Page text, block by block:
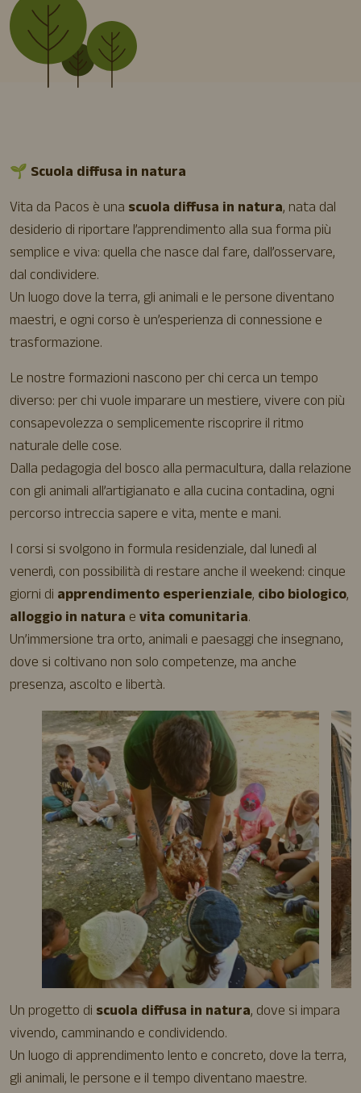
🌱 Scuola diffusa in natura
Vita da Pacos è una scuola diffusa in natura, nata dal
desiderio di riportare l’apprendimento alla sua forma più
semplice e viva: quella che nasce dal fare, dall’osservare,
dal condividere.
Un luogo dove la terra, gli animali e le persone diventano
maestri, e ogni corso è un’esperienza di connessione e
trasformazione.
Le nostre formazioni nascono per chi cerca un tempo
diverso: per chi vuole imparare un mestiere, vivere con più
consapevolezza o semplicemente riscoprire il ritmo
naturale delle cose.
Dalla pedagogia del bosco alla permacultura, dalla relazione
con gli animali all’artigianato e alla cucina contadina, ogni
percorso intreccia sapere e vita, mente e mani.
I corsi si svolgono in formula residenziale, dal lunedì al
venerdì, con possibilità di restare anche il weekend: cinque
giorni di apprendimento esperienziale, cibo biologico,
alloggio in natura evita comunitaria.
Un’immersione tra orto, animali e paesaggi che insegnano,
dove si coltivano non solo competenze, ma anche
presenza, ascolto e libertà.
Un progetto di scuola diffusa in natura, dove si impara
vivendo, camminando e condividendo.
Un luogo di apprendimento lento e concreto, dove la terra,
gli animali, le persone e il tempo diventano maestre.